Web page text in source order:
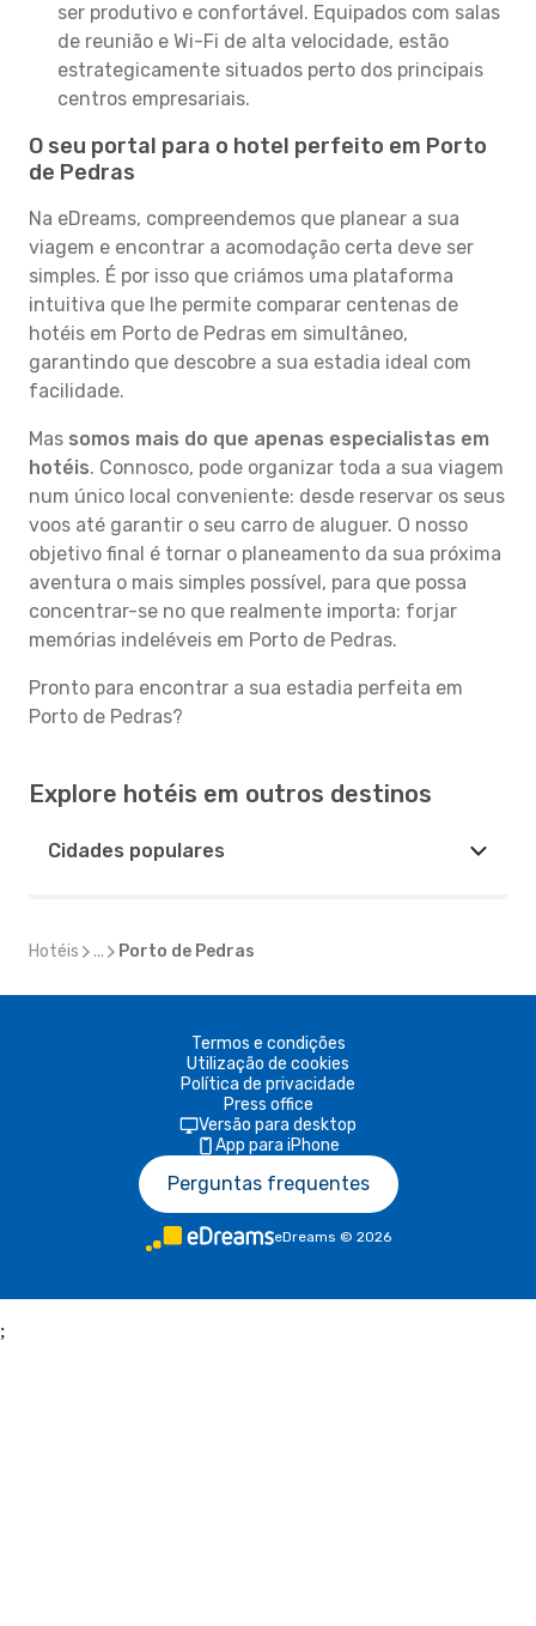
ser produtivo e confortável. Equipados com salas
de reunião e Wi-Fi de alta velocidade, estão
estrategicamente situados perto dos principais
centros empresariais.
O seu portal para o hotel perfeito em Porto
de Pedras
Na eDreams, compreendemos que planear a sua
viagem e encontrar a acomodação certa deve ser
simples. É por isso que criámos uma plataforma
intuitiva que lhe permite comparar centenas de
hotéis em Porto de Pedras em simultâneo,
garantindo que descobre a sua estadia ideal com
facilidade.
Mas somos mais do que apenas especialistas em
hotéis. Connosco, pode organizar toda a sua viagem
num único local conveniente: desde reservar os seus
voos até garantir o seu carro de aluguer. O nosso
objetivo final é tornar o planeamento da sua próxima
aventura o mais simples possível, para que possa
concentrar-se no que realmente importa: forjar
memórias indeléveis em Porto de Pedras.
Pronto para encontrar a sua estadia perfeita em
Porto de Pedras?
Explore hotéis em outros destinos
Cidades populares
Hotéis ... Porto de Pedras
Termos e condições
Utilização de cookies
Política de privacidade
Press office
Versão para desktop
App para iPhone
Perguntas frequentes
eDreams © 2026
;